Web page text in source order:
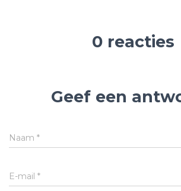
0 reacties
Geef een
Naam *
E-mail *